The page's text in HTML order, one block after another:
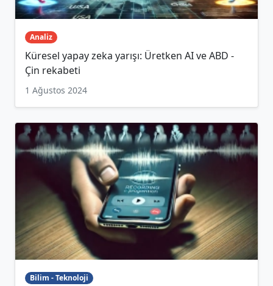
Analiz
Küresel yapay zeka yarışı: Üretken AI ve ABD -
Çin rekabeti
1 Ağustos 2024
Bilim - Teknoloji